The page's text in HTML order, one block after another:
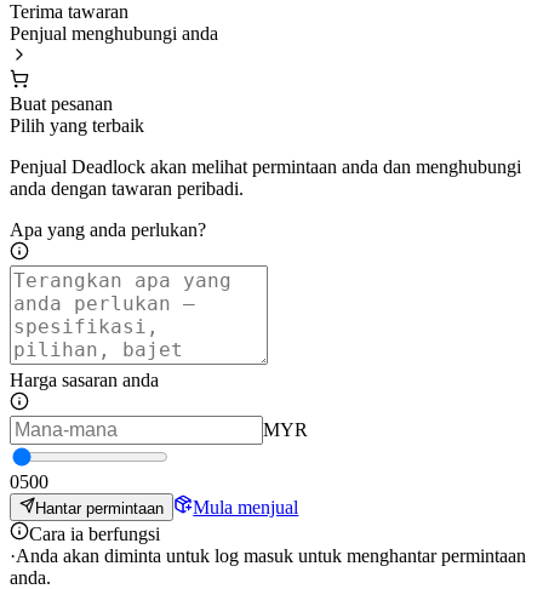
Terima tawaran
Penjual menghubungi anda
Buat pesanan
Pilih yang terbaik
Penjual Deadlock akan melihat permintaan anda dan menghubungi
anda dengan tawaran peribadi.
Apa yang anda perlukan?
Harga sasaran anda
MYR
0500
Hantar permintaan
Mula menjual
Cara ia berfungsi
·Anda akan diminta untuk log masuk untuk menghantar permintaan
anda.